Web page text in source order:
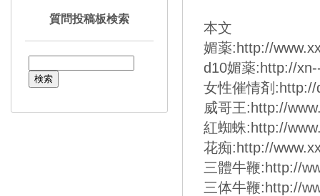
質問投稿板検索
本文
媚薬:http://
d10媚薬:http://
女性催情剤
威哥王:http://
紅蜘蛛:http://
花痴:http://
三體牛鞭:http://
三体牛鞭:http://